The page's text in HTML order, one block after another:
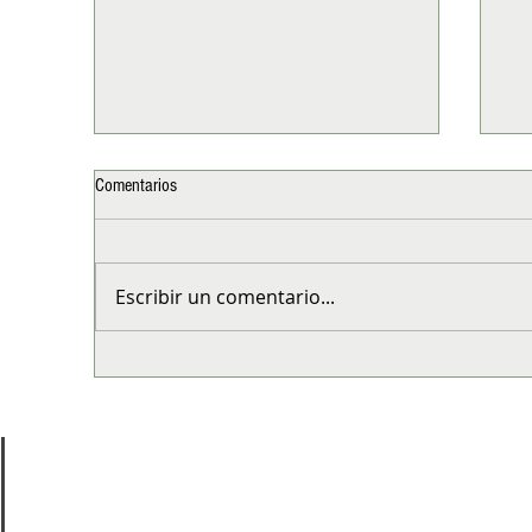
Comentarios
Escribir un comentario...